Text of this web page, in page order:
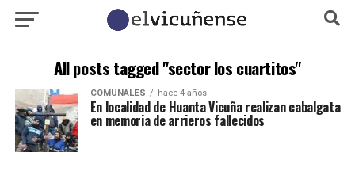
All posts tagged "sector los cuartitos"
COMUNALES hace 4 años
En localidad de Huanta Vicuña realizan cabalgata
en memoria de arrieros fallecidos